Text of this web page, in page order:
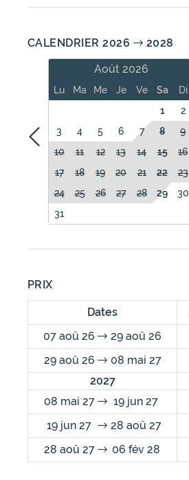
CALENDRIER 2026
2028
Août 2026
Lu Ma Me Je Ve Sa
Di
1
2
3
4 5 6 7 8
9
10
11 12 13 14 15
16
17
18 19 20 21 22
23
24
25 26 27 28 29
30
31
PRIX
Dates
07 aoû 26
29 aoû 26
29 aoû 26
08 mai 27
2027
08 mai 27
19 jun 27
19 jun 27
28 aoû 27
28 aoû 27
06 fév 28